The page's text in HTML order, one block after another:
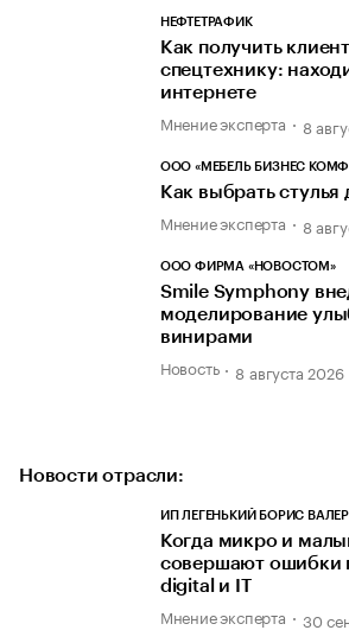
НЕФТЕТРАФИК
Как получить
спецтехнику:
интернете
Мнение эксперта 8
ООО «МЕБЕЛЬ БИЗНЕС
Как выбрать стулья
Мнение эксперта 8
ООО ФИРМА «НОВОСТОМ»
Smile Symphony
моделирование
винирами
Новость 8 августа 2026
Новости отрасли:
ИП ЛЕГЕНЬКИЙ БОРИС
Когда микро и
совершают ошибки
digital и IT
Мнение эксперта 30